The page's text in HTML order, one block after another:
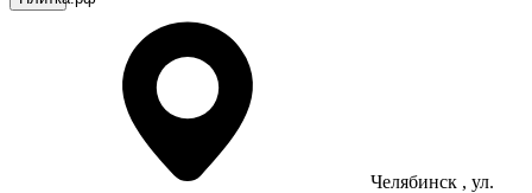
Челябинск , ул.